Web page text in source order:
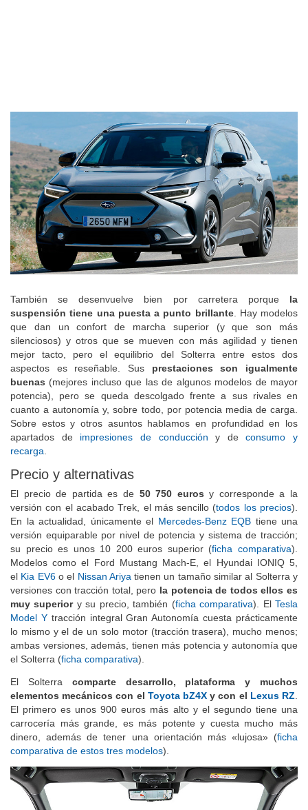
También se desenvuelve bien por carretera porquela
suspensión tiene una puesta a punto brillante. Hay modelos
que dan un confort de marcha superior (y que son más
silenciosos) y otros que se mueven con más agilidad y tienen
mejor tacto, pero el equilibrio del Solterra entre estos dos
aspectos es reseñable. Susprestaciones son igualmente
buenas(mejores incluso que las de algunos modelos de mayor
potencia), pero se queda descolgado frente a sus rivales en
cuanto a autonomía y, sobre todo, por potencia media de carga.
Sobre estos y otros asuntos hablamos en profundidad en los
apartados de
Precio y alternativas
El precio de partida es de 50 750 eurosy corresponde a la
versión con el acabado Trek, el más sencillo (todos los precios).
En la actualidad, únicamente el Mercedes-Benz EQBtiene una
versión equiparable por nivel de potencia y sistema de tracción;
su precio es unos 10 200 euros superior ( ficha comparativa).
Modelos como el Ford Mustang Mach-E, el Hyundai IONIQ 5,
elKia EV6 o elNissan Ariya tienen un tamaño similar al Solterra y
versiones con tracción total, perola potencia de todos ellos es
muy superiory su precio, también (ficha comparativa). ElTesla
Model Ytracción integral Gran Autonomía cuesta prácticamente
lo mismo y el de un solo motor (tracción trasera), mucho menos;
ambas versiones, además, tienen más potencia y autonomía que
El Solterra comparte desarrollo,plataforma y muchos
elementos mecánicoscon el Toyota bZ4Xy con elLexus RZ.
El primero es unos 900 euros más alto y el segundo tiene una
carrocería más grande, es más potente y cuesta mucho más
dinero, además de tener una orientación más «lujosa» (